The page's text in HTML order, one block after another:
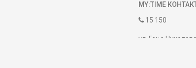
MY:TIME
15 150
ул. Гоце